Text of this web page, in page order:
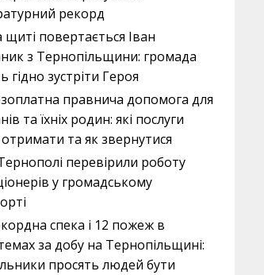
рекорд
щиті повертається Іван
з Тернопільщини: громада
гідно зустріти Героя
правнича допомога для
та їхніх родин: які послуги
та як звернутися
перевірили роботу
у громадському
спека і 12 пожеж в
за добу на Тернопільщині:
просять людей бути